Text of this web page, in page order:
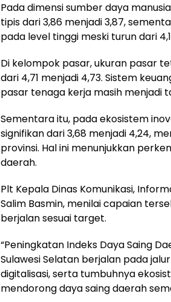
Pada dimensi sumber daya
tipis dari 3,86 menjadi 3,87,
pada level tinggi meski turun dari
Di kelompok pasar, ukuran pasar
dari 4,71 menjadi 4,73. Sistem
pasar tenaga kerja masih menjadi
Sementara itu, pada ekosistem
signifikan dari 3,68 menjadi 4,24,
provinsi. Hal ini menunjukkan
daerah.
Plt Kepala Dinas Komunikasi,
Salim Basmin, menilai capaian
berjalan sesuai target.
“Peningkatan Indeks Daya Saing
Sulawesi Selatan berjalan pada
digitalisasi, serta tumbuhnya
mendorong daya saing daerah